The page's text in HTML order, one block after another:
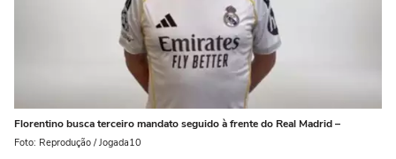
Florentino busca terceiro mandato seguido à frente do Real Madrid –
Foto: Reprodução / Jogada10